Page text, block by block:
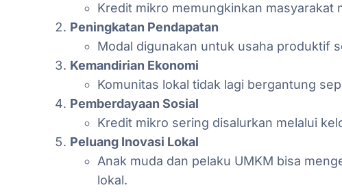
Kredit mikro memungkinkan masyarakat
Peningkatan Pendapatan
Modal digunakan untuk usaha produktif
Kemandirian Ekonomi
Komunitas lokal tidak lagi bergantung
Pemberdayaan Sosial
Kredit mikro sering disalurkan melalui
Peluang Inovasi Lokal
Anak muda dan pelaku UMKM bisa
lokal.